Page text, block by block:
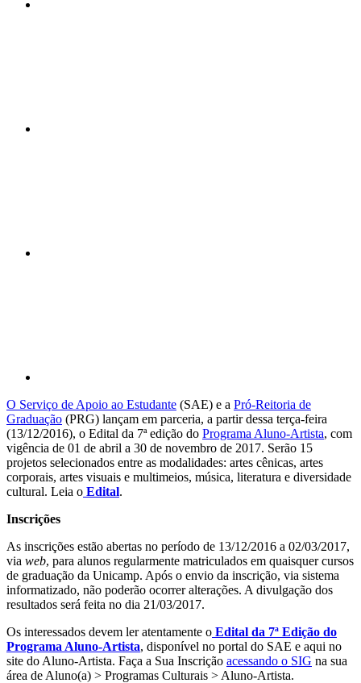
O Serviço de Apoio ao Estudante (SAE) e a Pró-Reitoria de
Graduação (PRG) lançam em parceria, a partir dessa terça-feira
(13/12/2016), o Edital da 7ª edição do Programa Aluno-Artista, com
vigência de 01 de abril a 30 de novembro de 2017. Serão 15
projetos selecionados entre as modalidades: artes cênicas, artes
corporais, artes visuais e multimeios, música, literatura e diversidade
cultural. Leia o Edital.
Inscrições
As inscrições estão abertas no período de 13/12/2016 a 02/03/2017,
via web, para alunos regularmente matriculados em quaisquer cursos
de graduação da Unicamp. Após o envio da inscrição, via sistema
informatizado, não poderão ocorrer alterações. A divulgação dos
resultados será feita no dia 21/03/2017.
Os interessados devem ler atentamente o Edital da 7ª Edição do
Programa Aluno-Artista, disponível no portal do SAE e aqui no
site do Aluno-Artista. Faça a Sua Inscrição acessando o SIG na sua
área de Aluno(a) > Programas Culturais > Aluno-Artista.